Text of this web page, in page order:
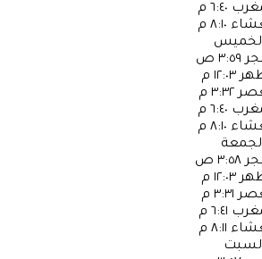
٦:٤٠ م
٨:١٠ م
٣:٥٩ ص
١٢:٠٣ م
٣:٣٢ م
٦:٤٠ م
٨:١٠ م
٣:٥٨ ص
١٢:٠٣ م
٣:٣١ م
٦:٤١ م
٨:١١ م